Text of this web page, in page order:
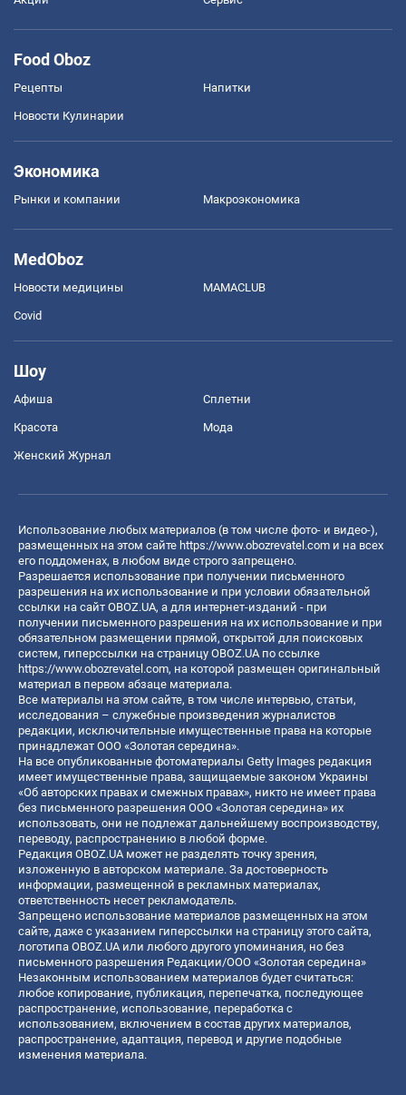
Food Oboz
Рецепты Напитки
Новости Кулинарии
Экономика
Рынки и компании Mакроэкономика
MedOboz
Новости медицины MAMACLUB
Covid
Шоу
Афиша Сплетни
Красота Мода
Женский Журнал
Использование любых материалов (в том числе фото- и видео-),
размещенных на этом сайте https://www.obozrevatel.com и на всех
его поддоменах, в любом виде строго запрещено.
Разрешается использование при получении письменного
разрешения на их использование и при условии обязательной
ссылки на сайт OBOZ.UA, а для интернет-изданий - при
получении письменного разрешения на их использование и при
обязательном размещении прямой, открытой для поисковых
систем, гиперссылки на страницу OBOZ.UA по ссылке
https://www.obozrevatel.com, на которой размещен оригинальный
материал в первом абзаце материала.
Все материалы на этом сайте, в том числе интервью, статьи,
исследования – служебные произведения журналистов
редакции, исключительные имущественные права на которые
принадлежат ООО «Золотая середина».
На все опубликованные фотоматериалы Getty Images редакция
имеет имущественные права, защищаемые законом Украины
«Об авторских правах и смежных правах», никто не имеет права
без письменного разрешения ООО «Золотая середина» их
использовать, они не подлежат дальнейшему воспроизводству,
переводу, распространению в любой форме.
Редакция OBOZ.UA может не разделять точку зрения,
изложенную в авторском материале. За достоверность
информации, размещенной в рекламных материалах,
ответственность несет рекламодатель.
Запрещено использование материалов размещенных на этом
сайте, даже с указанием гиперссылки на страницу этого сайта,
логотипа OBOZ.UA или любого другого упоминания, но без
письменного разрешения Редакции/ООО «Золотая середина»
Незаконным использованием материалов будет считаться:
любое копирование, публикация, перепечатка, последующее
распространение, использование, переработка с
использованием, включением в состав других материалов,
распространение, адаптация, перевод и другие подобные
изменения материала.